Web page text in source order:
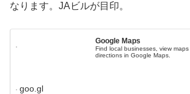
なります。JAビルが目印。
Google Maps
Find local businesses, view
directions in Google Maps.
goo.gl